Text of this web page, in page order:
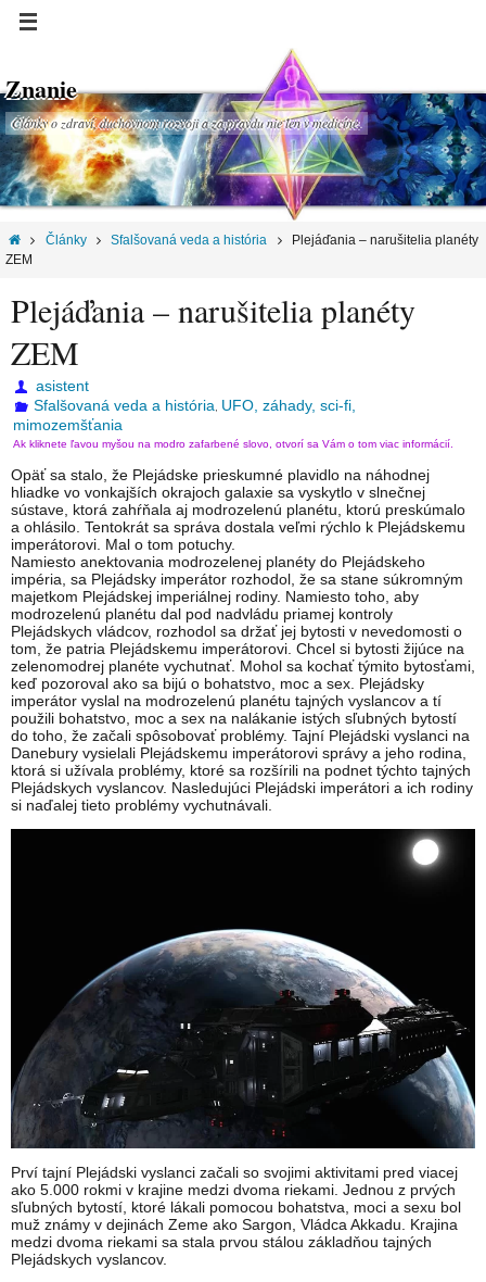
Znanie
Články o zdraví, duchovnom rozvoji a za pravdu nie len v medicíne.
Články Sfalšovaná veda a história
Plejáďania – narušitelia planéty
ZEM
Plejáďania – narušitelia planéty
ZEM
asistent
Sfalšovaná veda a história UFO, záhady, sci-fi,
mimozemšťania
Ak kliknete ľavou myšou na modro zafarbené slovo, otvorí sa Vám o tom viac informácií.
Opäť sa stalo, že Plejádske prieskumné plavidlo na náhodnej
hliadke vo vonkajších okrajoch galaxie sa vyskytlo v slnečnej
sústave, ktorá zahŕňala aj modrozelenú planétu, ktorú preskúmalo
a ohlásilo. Tentokrát sa správa dostala veľmi rýchlo k Plejádskemu
imperátorovi. Mal o tom potuchy.
Namiesto anektovania modrozelenej planéty do Plejádskeho
impéria, sa Plejádsky imperátor rozhodol, že sa stane súkromným
majetkom Plejádskej imperiálnej rodiny. Namiesto toho, aby
modrozelenú planétu dal pod nadvládu priamej kontroly
Plejádskych vládcov, rozhodol sa držať jej bytosti v nevedomosti o
tom, že patria Plejádskemu imperátorovi. Chcel si bytosti žijúce na
zelenomodrej planéte vychutnať. Mohol sa kochať týmito bytosťami,
keď pozoroval ako sa bijú o bohatstvo, moc a sex. Plejádsky
imperátor vyslal na modrozelenú planétu tajných vyslancov a tí
použili bohatstvo, moc a sex na nalákanie istých sľubných bytostí
do toho, že začali spôsobovať problémy. Tajní Plejádski vyslanci na
Danebury vysielali Plejádskemu imperátorovi správy a jeho rodina,
ktorá si užívala problémy, ktoré sa rozšírili na podnet týchto tajných
Plejádskych vyslancov. Nasledujúci Plejádski imperátori a ich rodiny
si naďalej tieto problémy vychutnávali.
Prví tajní Plejádski vyslanci začali so svojimi aktivitami pred viacej
ako 5.000 rokmi v krajine medzi dvoma riekami. Jednou z prvých
sľubných bytostí, ktoré lákali pomocou bohatstva, moci a sexu bol
muž známy v dejinách Zeme ako Sargon, Vládca Akkadu. Krajina
medzi dvoma riekami sa stala prvou stálou základňou tajných
Plejádskych vyslancov.